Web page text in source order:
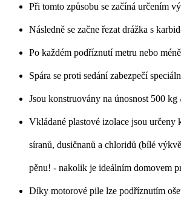
Při tomto způsobu se začíná určením
Následně se začne řezat drážka s
Po každém podříznutí metru nebo
Spára se proti sedání zabezpečí
Jsou konstruovány na únosnost 500
Vkládané plastové izolace jsou
síranů, dusičnanů a chloridů (bílé
pěnu! - nakolik je ideálním domovem
Díky motorové pile lze podříznutím